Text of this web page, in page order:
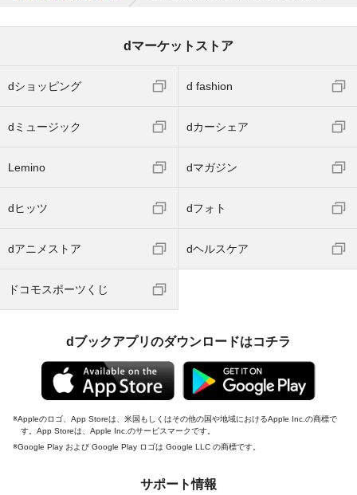
dマーケットストア
dショッピング d fashion
dミュージック dカーシェア
Lemino dマガジン
dヒッツ dフォト
dアニメストア dヘルスケア
ドコモスポーツくじ
dブックアプリのダウンロードはコチラ
Appleのロゴ、App Storeは、米国もしくはその他の国や地域におけるApple Inc.の商標で
す。App Storeは、Apple Inc.のサービスマークです。
Google Play および Google Play ロゴは Google LLC の商標です。
サポート情報